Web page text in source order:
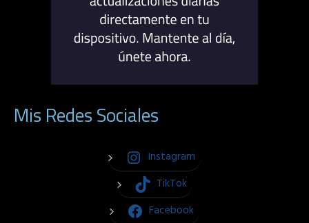
Mis Redes Sociales
Instagram
TikTok
Facebook